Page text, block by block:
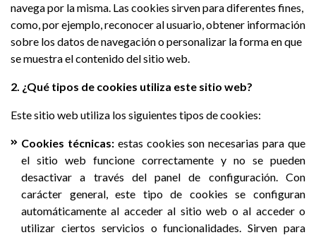
navega por la misma. Las cookies sirven para diferentes fines,
como, por ejemplo, reconocer al usuario, obtener información
sobre los datos de navegación o personalizar la forma en que
se muestra el contenido del sitio web.
2. ¿Qué tipos de cookies utiliza este sitio web?
Este sitio web utiliza los siguientes tipos de cookies:
Cookies técnicas:estas cookies son necesarias para que
el sitio web funcione correctamente y no se pueden
desactivar a través del panel de configuración. Con
carácter general, este tipo de cookies se configuran
automáticamente al acceder al sitio web o al acceder o
utilizar ciertos servicios o funcionalidades. Sirven para